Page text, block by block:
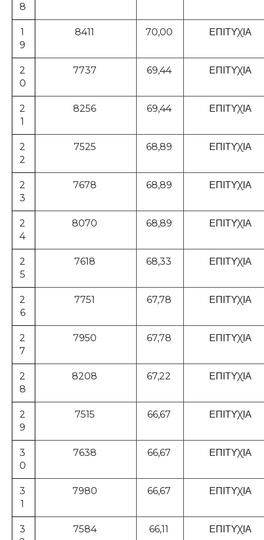
8
1
9
8411 70,00 ΕΠΙΤΥΧΙΑ
2
0
7737 69,44 ΕΠΙΤΥΧΙΑ
2
1
8256 69,44 ΕΠΙΤΥΧΙΑ
2
2
7525 68,89 ΕΠΙΤΥΧΙΑ
2
3
7678 68,89 ΕΠΙΤΥΧΙΑ
2
4
8070 68,89 ΕΠΙΤΥΧΙΑ
2
5
7618 68,33 ΕΠΙΤΥΧΙΑ
2
6
7751 67,78 ΕΠΙΤΥΧΙΑ
2
7
7950 67,78 ΕΠΙΤΥΧΙΑ
2
8
8208 67,22 ΕΠΙΤΥΧΙΑ
2
9
7515 66,67 ΕΠΙΤΥΧΙΑ
3
0
7638 66,67 ΕΠΙΤΥΧΙΑ
3
1
7980 66,67 ΕΠΙΤΥΧΙΑ
3
7584 66,11 ΕΠΙΤΥΧΙΑ